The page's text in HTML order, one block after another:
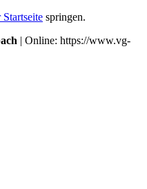
Startseite springen.
| Online: https://www.vg-